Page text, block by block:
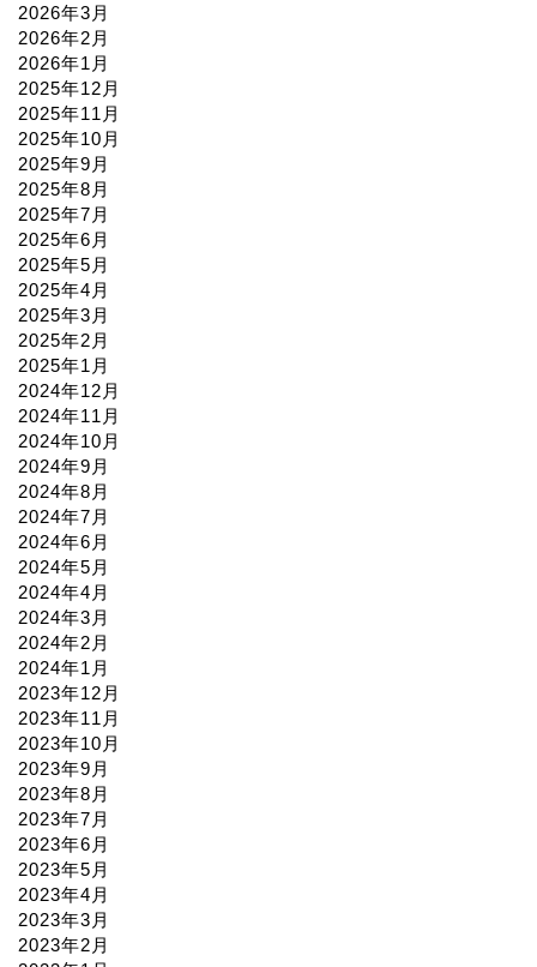
2026年3月
2026年2月
2026年1月
2025年12月
2025年11月
2025年10月
2025年9月
2025年8月
2025年7月
2025年6月
2025年5月
2025年4月
2025年3月
2025年2月
2025年1月
2024年12月
2024年11月
2024年10月
2024年9月
2024年8月
2024年7月
2024年6月
2024年5月
2024年4月
2024年3月
2024年2月
2024年1月
2023年12月
2023年11月
2023年10月
2023年9月
2023年8月
2023年7月
2023年6月
2023年5月
2023年4月
2023年3月
2023年2月